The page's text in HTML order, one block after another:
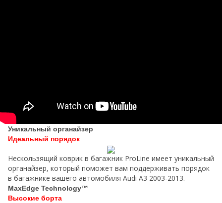
Уникальный органайзер
Идеальный порядок
Нескользящий коврик в багажник ProLine имеет уникальный
органайзер, который поможет вам поддерживать порядок
в багажнике вашего автомобиля Audi A3 2003-2013.
MaxEdge Technology™
Высокие борта